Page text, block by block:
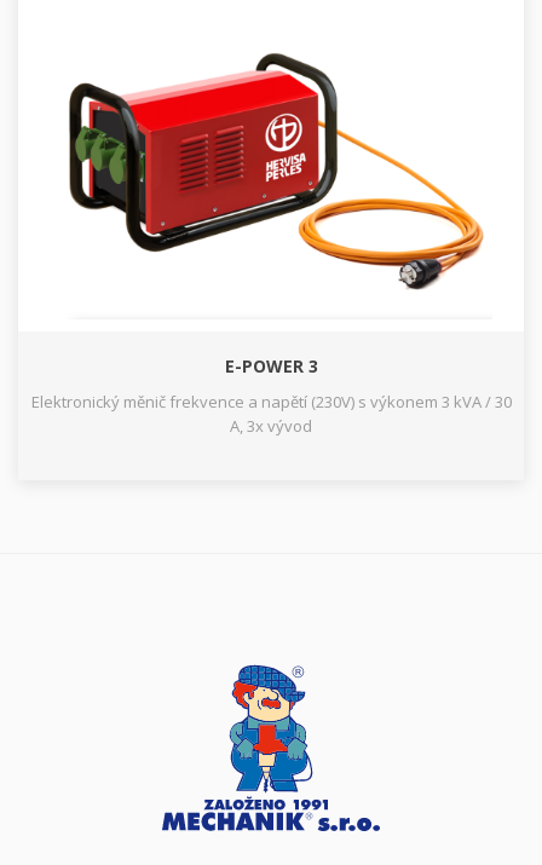
E-POWER 3
Elektronický měnič frekvence a napětí (230V) s výkonem 3 kVA / 30
A, 3x vývod